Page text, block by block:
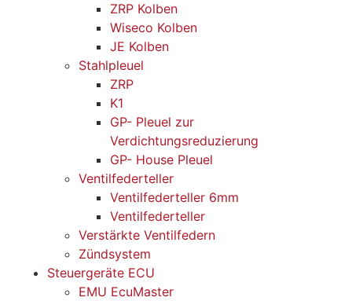
ZRP Kolben
Wiseco Kolben
JE Kolben
Stahlpleuel
ZRP
K1
GP- Pleuel zur
Verdichtungsreduzierung
GP- House Pleuel
Ventilfederteller
Ventilfederteller 6mm
Ventilfederteller
Verstärkte Ventilfedern
Zündsystem
Steuergeräte ECU
EMU EcuMaster